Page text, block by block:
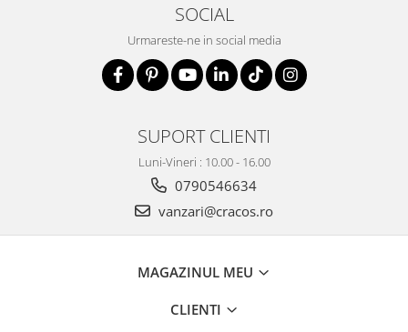
SOCIAL
Urmareste-ne in social media
SUPORT CLIENTI
Luni-Vineri : 10.00 - 16.00
0790546634
vanzari@cracos.ro
MAGAZINUL MEU
CLIENTI